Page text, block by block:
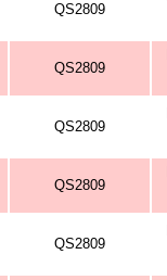
QS2809
QS2809
QS2809
QS2809
QS2809